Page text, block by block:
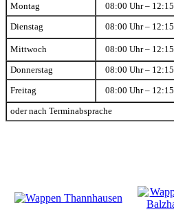
Montag 08:00 Uhr –
Dienstag 08:00 Uhr –
Mittwoch 08:00 Uhr –
Donnerstag 08:00 Uhr –
Freitag 08:00 Uhr –
oder nach Terminabsprache